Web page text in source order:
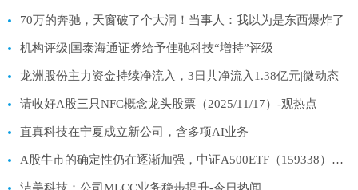
70万的奔驰，天窗破了个大洞！当事人：我以为是东西爆炸了
机构评级|国泰海通证券给予佳驰科技“增持”评级
龙洲股份主力资金持续净流入，3日共净流入1.38亿元|微动态
请收好A股三只NFC概念龙头股票（2025/11/17）-观热点
直真科技在宁夏成立新公司，含多项AI业务
A股牛市的确定性仍在逐渐加强，中证A500ETF（159338）净流入近3000万份-速看料